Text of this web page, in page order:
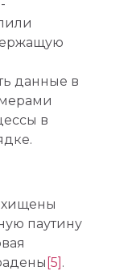
данные в
в
паутину
[5] .